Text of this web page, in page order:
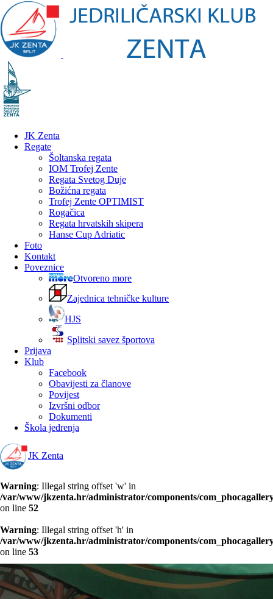
JK Zenta
Regate
Šoltanska regata
IOM Trofej Zente
Regata Svetog Duje
Božićna regata
Trofej Zente OPTIMIST
Rogačica
Regata hrvatskih skipera
Hanse Cup Adriatic
Foto
Kontakt
Poveznice
Otvoreno more
Zajednica tehničke kulture
HJS
Splitski savez športova
Prijava
Klub
Facebook
Obavijesti za članove
Povijest
Izvršni odbor
Dokumenti
Škola jedrenja
JK Zenta
Warning: Illegal string offset 'w' in
/var/www/jkzenta.hr/administrator/components/
on line 52
Warning: Illegal string offset 'h' in
/var/www/jkzenta.hr/administrator/components/
on line 53